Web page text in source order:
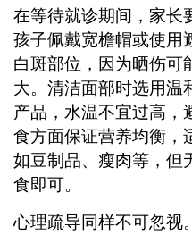
在等待就诊期间，家长
孩子佩戴宽檐帽或使用
白斑部位，因为晒伤可
大。清洁面部时选用温
产品，水温不宜过高，
食方面保证营养均衡，
如豆制品、瘦肉等，但
食即可。
心理疏导同样不可忽视